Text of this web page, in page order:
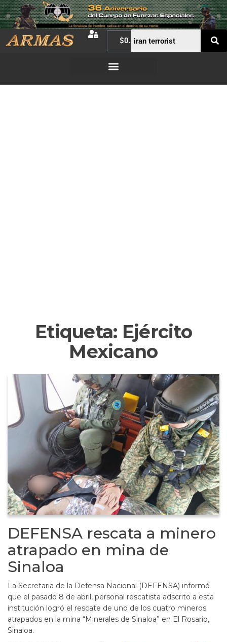
$0.00
Etiqueta: Ejército
Mexicano
DEFENSA rescata a minero
atrapado en mina de
Sinaloa
La Secretaria de la Defensa Nacional (DEFENSA) informó
que el pasado 8 de abril, personal rescatista adscrito a esta
institución logró el rescate de uno de los cuatro mineros
atrapados en la mina “Minerales de Sinaloa” en El Rosario,
Sinaloa.